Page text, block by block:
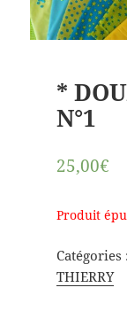
*
N°1
25,00€
Produit
Catégories :
THIERRY